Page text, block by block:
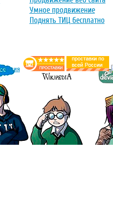
Умное продвижение
Поднять ТИЦ бесплатно